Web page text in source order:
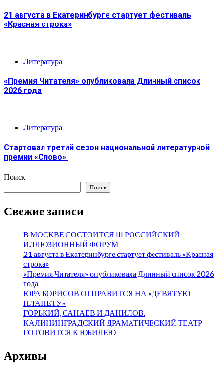
21 августа в Екатеринбурге стартует фестиваль
«Красная строка»
Литература
«Премия Читателя» опубликовала Длинный список
2026 года
Литература
Стартовал третий сезон национальной литературной
премии «Слово»
Поиск
Поиск
Свежие записи
В МОСКВЕ СОСТОИТСЯ III РОССИЙСКИЙ
ИЛЛЮЗИОННЫЙ ФОРУМ
21 августа в Екатеринбурге стартует фестиваль «Красная
строка»
«Премия Читателя» опубликовала Длинный список 2026
года
ЮРА БОРИСОВ ОТПРАВИТСЯ НА «ДЕВЯТУЮ
ПЛАНЕТУ»
ГОРЬКИЙ, САНАЕВ И ДАНИЛОВ.
КАЛИНИНГРАДСКИЙ ДРАМАТИЧЕСКИЙ ТЕАТР
ГОТОВИТСЯ К ЮБИЛЕЮ
Архивы